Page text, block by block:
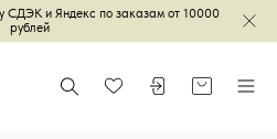
СДЭК и Яндекс по заказам от 10000
рублей
Поиск ИзбранноеВойти илиКорзинаМеню